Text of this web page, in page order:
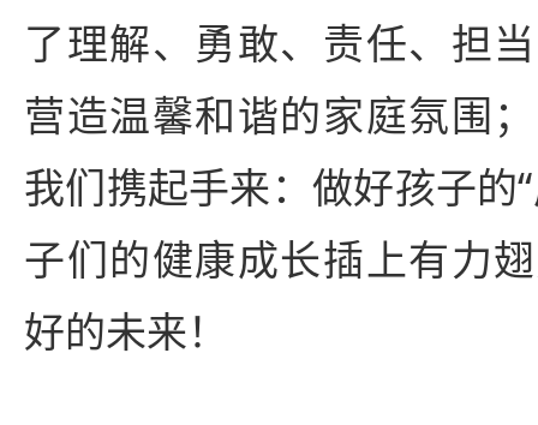
了理解、勇敢、责任、担
营造温馨和谐的家庭氛围
我们携起手来：做好孩子的
子们的健康成长插上有力
好的未来！